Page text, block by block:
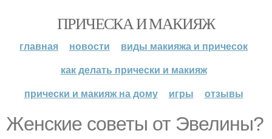
ПРИЧЕСКА И МАКИЯЖ
главная новости
виды макияжа и причесок
как делать прически и макияж
прически и макияж на дому
игры отзывы
Женские советы от Эвелины?